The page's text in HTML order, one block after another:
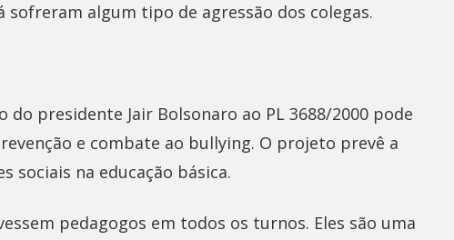
algum tipo de agressão dos colegas.
do presidente Jair Bolsonaro ao PL 3688/2000 pode
e combate ao bullying. O projeto prevê a
sociais na educação básica.
pedagogos em todos os turnos. Eles são uma